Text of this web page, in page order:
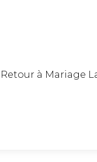
Retour à Mariage